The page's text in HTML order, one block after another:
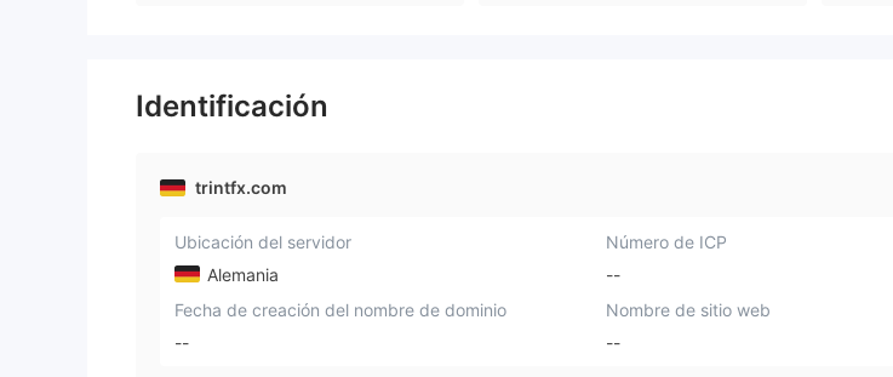
Identificación
trintfx.com
Ubicación del servidor
Alemania
Número de ICP
--
Fecha de creación del nombre de dominio
--
Nombre de sitio web
--